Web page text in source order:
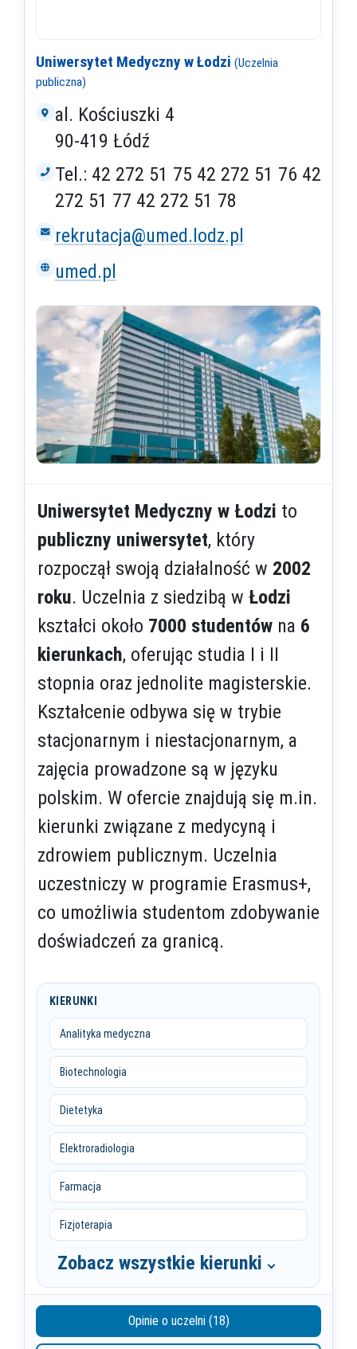
Uniwersytet Medyczny w Łodzi (Uczelnia
publiczna)
al. Kościuszki 4
90-419 Łódź
Tel.: 42 272 51 75 42 272 51 76 42
272 51 77 42 272 51 78
rekrutacja@umed.lodz.pl
umed.pl
Uniwersytet Medyczny w Łodzi to
publiczny uniwersytet, który
rozpoczął swoją działalność w 2002
roku. Uczelnia z siedzibą w Łodzi
kształci około 7000 studentów na 6
kierunkach, oferując studia I i II
stopnia oraz jednolite magisterskie.
Kształcenie odbywa się w trybie
stacjonarnym i niestacjonarnym, a
zajęcia prowadzone są w języku
polskim. W ofercie znajdują się m.in.
kierunki związane z medycyną i
zdrowiem publicznym. Uczelnia
uczestniczy w programie Erasmus+,
co umożliwia studentom zdobywanie
doświadczeń za granicą.
KIERUNKI
Analityka medyczna
Biotechnologia
Dietetyka
Elektroradiologia
Farmacja
Fizjoterapia
Zobacz wszystkie kierunki
Opinie o uczelni (18)